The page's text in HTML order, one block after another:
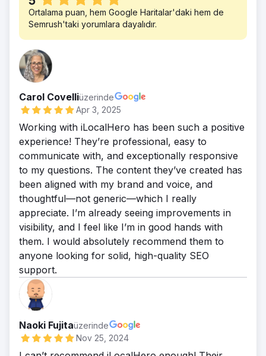
bir sonucu olarak, müşteri şu anda yalnızca
organik trafik yoluyla ayda yüzlerce nitelikli
potansiyel müşteri elde ediyor. Onları sıfır
görünürlükten bölgedeki en üst sıralarda
yer alan sitelerden biri haline getirmeyi
başardık.
Müşterimiz artık kendi şehrinde pazar lideri
konumunda olup, Google Harita Paketi'nde
anahtar kelimeleri için 1. sayfa organik
arama sonuçlarında üstünlük
sağlamaktadır. Nitelikli potansiyel müşteri
sayısı, çalışma kapsamımızı genişletmemize
olanak tanıdı; şimdi bu kanıtlanmış stratejiyi
uygulamaya koyuyoruz ve erken başarılar
elde ediyoruz.
Sonuç
Müşterimiz artık büyük şehrinde 1 numaralı
başarıyla aşarak, hedef hizmet anahtar
kelimelerinin %90'ı için ilk 3'te (Harita Paketi
çevrimiçi görünürlüğünü yüksek değerli
hizmet menüsüyle başarılı bir şekilde
uyumlu hale getirerek yerel pazarda
hakimiyet kurmasını sağladı.
Ortalama puan, hem Google Haritalar'daki hem de
Semrush'taki yorumlara dayalıdır.
Carol Covelliüzerinde
Apr 3, 2025
Working with iLocalHero has been such a positive
experience! They’re professional, easy to
communicate with, and exceptionally responsive
to my questions. The content they’ve created has
been aligned with my brand and voice, and
thoughtful—not generic—which I really
appreciate. I’m already seeing improvements in
visibility, and I feel like I’m in good hands with
them. I would absolutely recommend them to
anyone looking for solid, high-quality SEO
support.
Naoki Fujitaüzerinde
Nov 25, 2024